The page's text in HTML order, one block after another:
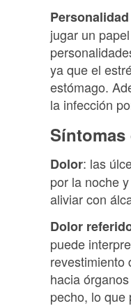
jugar un
ya que el
estómago.
la infección
Síntomas
Dolor: las
por la noche
aliviar con
Dolor
puede
revestimiento
hacia
pecho, lo que